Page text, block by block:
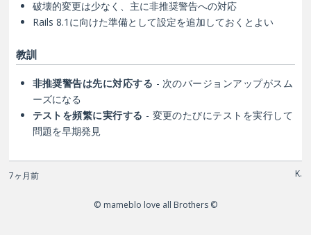
破壊的変更は少なく、主に非推奨警告への対応
Rails 8.1に向けた準備として設定を追加しておくとよい
教訓
非推奨警告は先に対応する - 次のバージョンアップがスム
ーズになる
テストを頻繁に実行する - 変更のたびにテストを実行して
問題を早期発見
7ヶ月前 K.
© mameblo love all Brothers ©